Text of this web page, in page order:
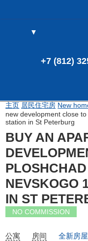
▼
+7 (812)
主页 居民住宅房 New
new development close
station in St Peterburg
BUY AN
NEVSKOGO
IN ST
NO COMMISSION
公寓 房间 全新房屋